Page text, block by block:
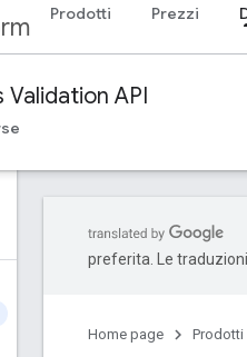
Prodotti Prezzi
Validation API
preferita. Le
Home page Prodotti